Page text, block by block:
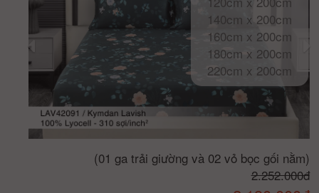
140cm x 200cm
160cm x 200cm
180cm x 200cm
220cm x 200cm
(01 ga trải giường và 02 vỏ bọc gối nằm)
2.252.000đ